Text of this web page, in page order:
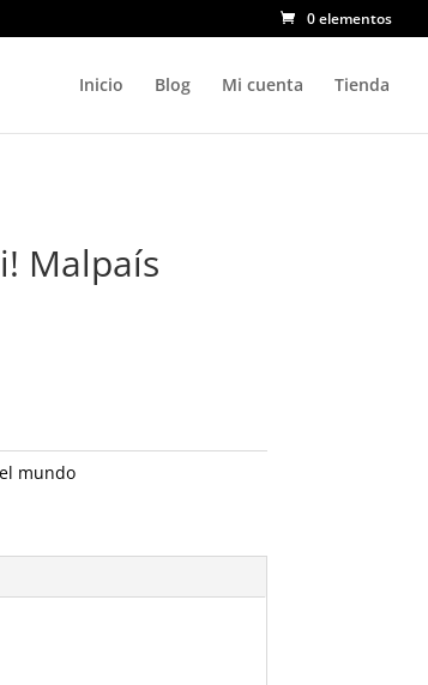
0 elementos
Inicio Blog Mi cuenta Tienda
Malpaís
mundo